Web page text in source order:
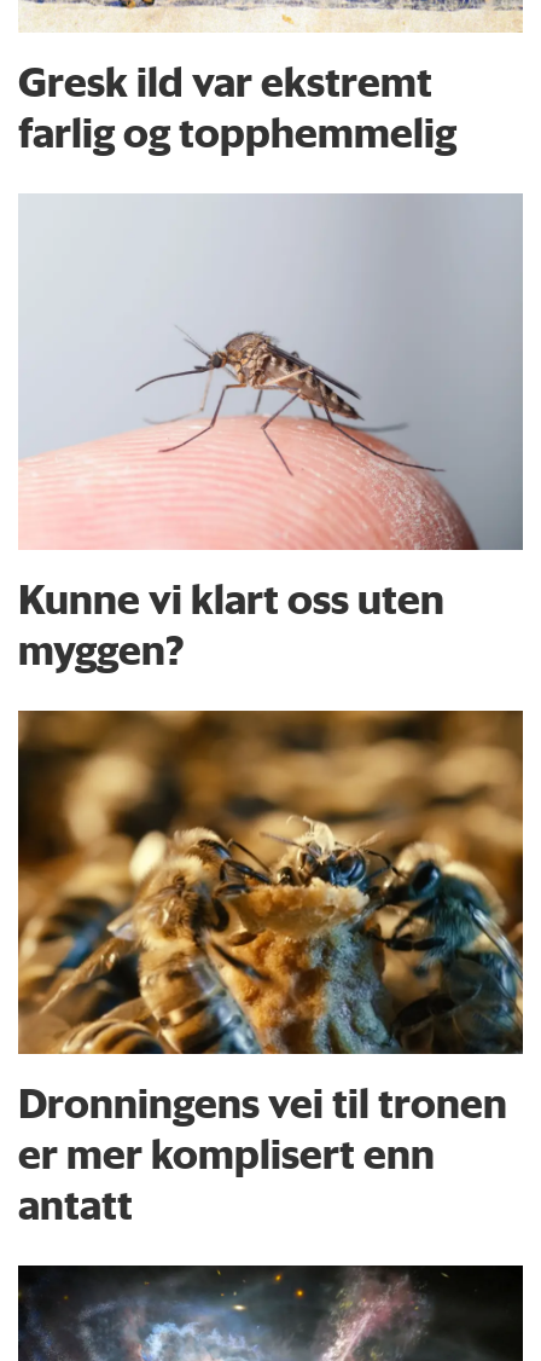
Gresk ild var ekstremt
farlig og topphemmelig
Kunne vi klart oss uten
myggen?
Dronningens vei til tronen
er mer komplisert enn
antatt